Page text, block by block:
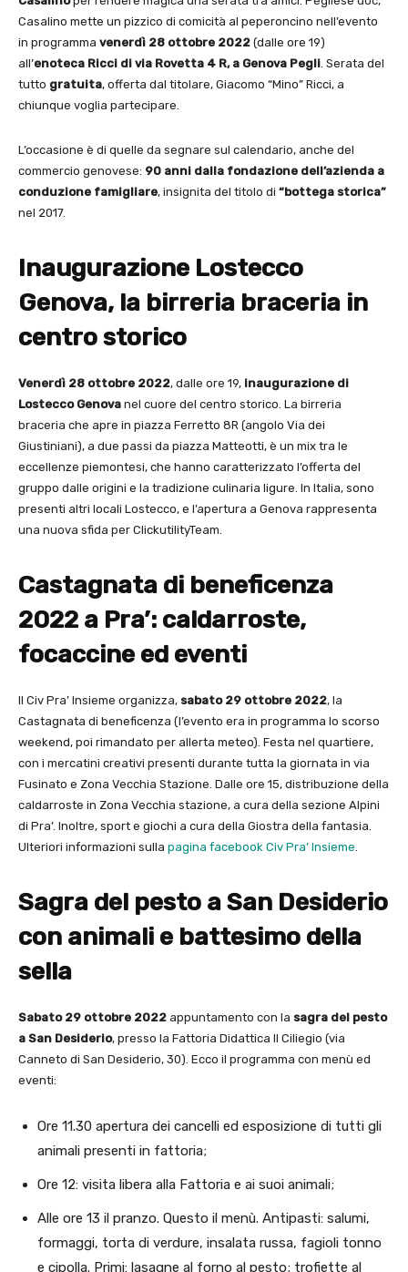
Casalino mette un pizzico di comicità al peperoncino nell’evento
in programma venerdì 28 ottobre 2022 (dalle ore 19)
all’enoteca Ricci di via Rovetta 4 R, a Genova Pegli . Serata del
tutto gratuita, offerta dal titolare, Giacomo “Mino” Ricci, a
chiunque voglia partecipare.
L’occasione è di quelle da segnare sul calendario, anche del
commercio genovese: 90 anni dalla fondazione dell’azienda a
conduzione famigliare, insignita del titolo di “bottega storica”
nel 2017.
Inaugurazione Lostecco
Genova, la birreria braceria in
centro storico
Venerdì 28 ottobre 2022, dalle ore 19, inaugurazione di
Lostecco Genova nel cuore del centro storico. La birreria
braceria che apre in piazza Ferretto 8R (angolo Via dei
Giustiniani), a due passi da piazza Matteotti, è un mix tra le
eccellenze piemontesi, che hanno caratterizzato l’offerta del
gruppo dalle origini e la tradizione culinaria ligure. In Italia, sono
presenti altri locali Lostecco, e l’apertura a Genova rappresenta
una nuova sfida per ClickutilityTeam.
Castagnata di beneficenza
2022 a Pra’: caldarroste,
focaccine ed eventi
Il Civ Pra’ Insieme organizza, sabato 29 ottobre 2022, la
Castagnata di beneficenza (l’evento era in programma lo scorso
weekend, poi rimandato per allerta meteo). Festa nel quartiere,
con i mercatini creativi presenti durante tutta la giornata in via
Fusinato e Zona Vecchia Stazione. Dalle ore 15, distribuzione della
caldarroste in Zona Vecchia stazione, a cura della sezione Alpini
di Pra’. Inoltre, sport e giochi a cura della Giostra della fantasia.
Ulteriori informazioni sulla pagina facebook Civ Pra’ Insieme
Sagra del pesto a San Desiderio
con animali e battesimo della
sella
Sabato 29 ottobre 2022 appuntamento con la sagra del pesto
a San Desiderio, presso la Fattoria Didattica Il Ciliegio (via
Canneto di San Desiderio, 30). Ecco il programma con menù ed
eventi:
Ore 11.30 apertura dei cancelli ed esposizione di tutti gli
animali presenti in fattoria;
Ore 12: visita libera alla Fattoria e ai suoi animali;
Alle ore 13 il pranzo. Questo il menù. Antipasti: salumi,
formaggi, torta di verdure, insalata russa, fagioli tonno
e cipolla. Primi: lasagne al forno al pesto; trofiette al